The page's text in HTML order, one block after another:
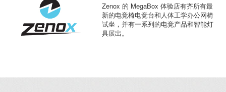
Zenox 的 MegaBox 体验店有齐所有最
新的电竞椅电竞台和人体工学办公网椅
试坐，并有一系列的电竞产品和智能灯
具展出。